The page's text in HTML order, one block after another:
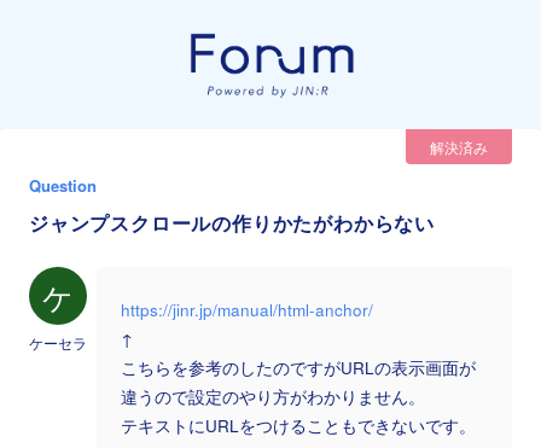
解決済み
Question
ジャンプスクロールの作りかたがわからない
ケ
ケーセラ
https://jinr.jp/manual/html-anchor/
↑
こちらを参考のしたのですがURLの表示画面が
違うので設定のやり方がわかりません。
テキストにURLをつけることもできないです。